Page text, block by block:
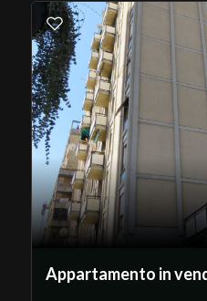
Appartamento in